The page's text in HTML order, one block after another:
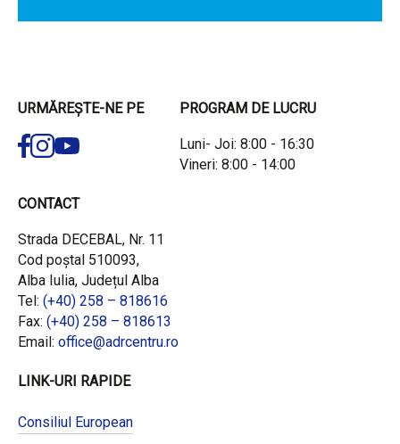
URMĂREȘTE-NE PE PROGRAM DE LUCRU
Luni- Joi: 8:00 - 16:30
Vineri: 8:00 - 14:00
CONTACT
Strada DECEBAL, Nr. 11
Cod poștal 510093,
Alba Iulia, Județul Alba
Tel: (+40) 258 – 818616
Fax: (+40) 258 – 818613
Email: office@adrcentru.ro
LINK-URI RAPIDE
Consiliul European